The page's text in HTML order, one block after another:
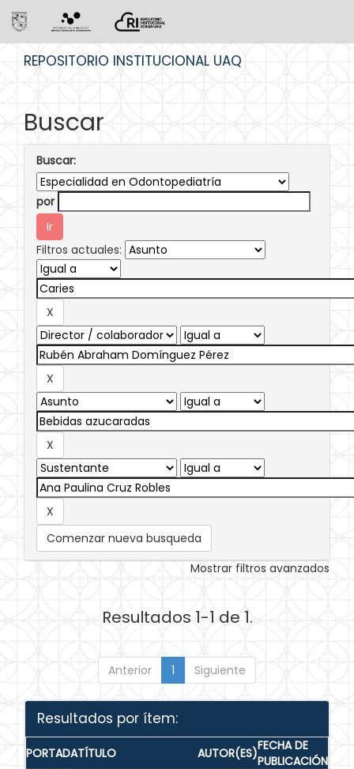
REPOSITORIO INSTITUCIONAL UAQ
Buscar
Buscar:
por
Filtros actuales:
Comenzar nueva busqueda
Mostrar filtros avanzados
Resultados 1-1 de 1.
Anterior 1 Siguiente
Resultados por ítem:
PORTADATÍTULO AUTOR(ES)FECHA DE
PUBLICACIÓN